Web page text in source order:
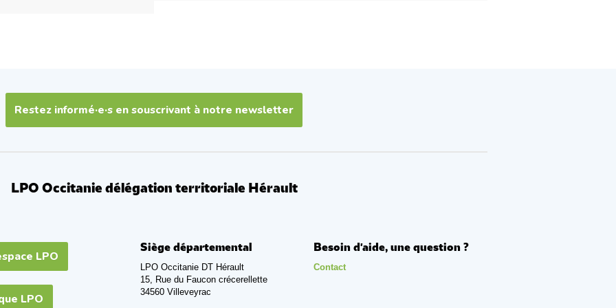
Restez informé·e·s en souscrivant à notre newsletter
LPO Occitanie délégation territoriale Hérault
LPO
LPO
Siège départemental
LPO Occitanie DT Hérault
15, Rue du Faucon crécerellette
34560 Villeveyrac
Besoin d'aide, une question ?
Contact